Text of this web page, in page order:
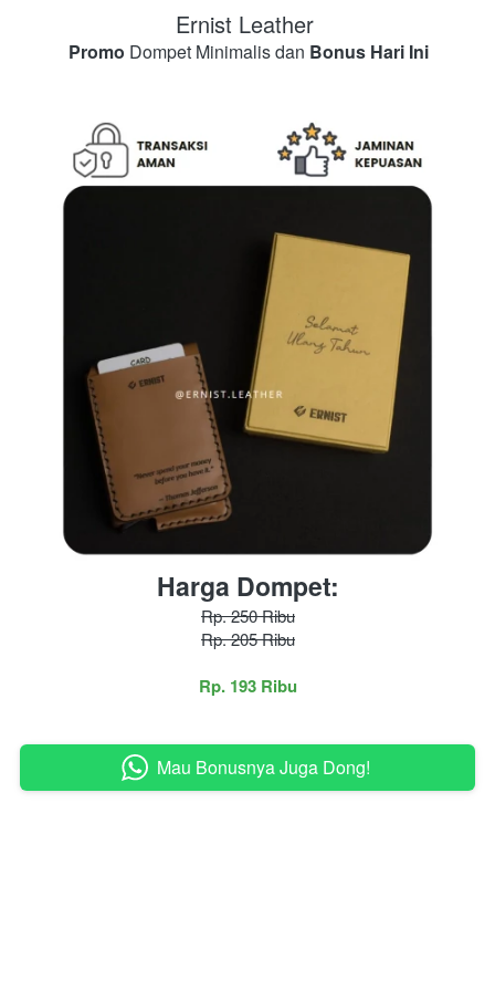
Ernist Leather
Promo Dompet Minimalis dan Bonus Hari Ini
Harga Dompet:
Rp. 250 Ribu
Rp. 205 Ribu
Rp. 193 Ribu
` Mau Bonusnya Juga Dong!